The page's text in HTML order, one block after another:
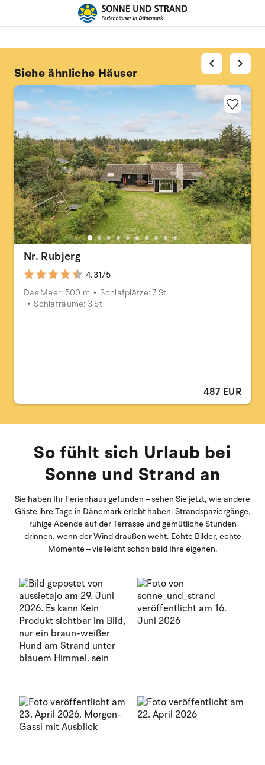
Siehe ähnliche Häuser
Nr. Rubjerg
4.31/5
Das Meer: 500 m
Schlafplätze: 7 St
Schlafräume: 3 St
487 EUR
chevron_left chevron_right
So fühlt sich Urlaub bei
Sonne und Strand an
Sie haben Ihr Ferienhaus gefunden – sehen Sie jetzt, wie andere
Gäste ihre Tage in Dänemark erlebt haben. Strandspaziergänge,
ruhige Abende auf der Terrasse und gemütliche Stunden
drinnen, wenn der Wind draußen weht. Echte Bilder, echte
Momente – vielleicht schon bald Ihre eigenen.